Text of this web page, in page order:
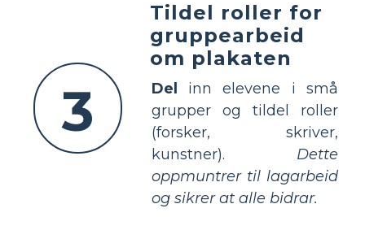
3
Tildel roller for
gruppearbeid
om plakaten
Del
inn elevene i små
grupper og tildel roller
(forsker, skriver,
kunstner). Dette
oppmuntrer til lagarbeid
og sikrer at alle bidrar.